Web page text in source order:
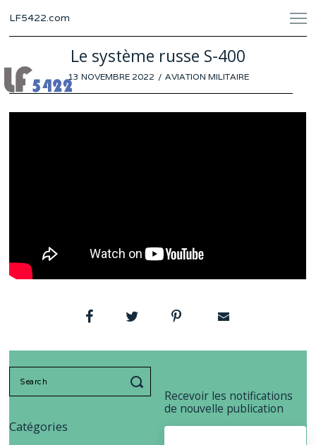
LF5422.com
Le système russe S-400
POSTED
ON
13 NOVEMBRE 2022 8 AVIATION MILITAIRE
Recevoir les notifications
de nouvelle publication
Catégories